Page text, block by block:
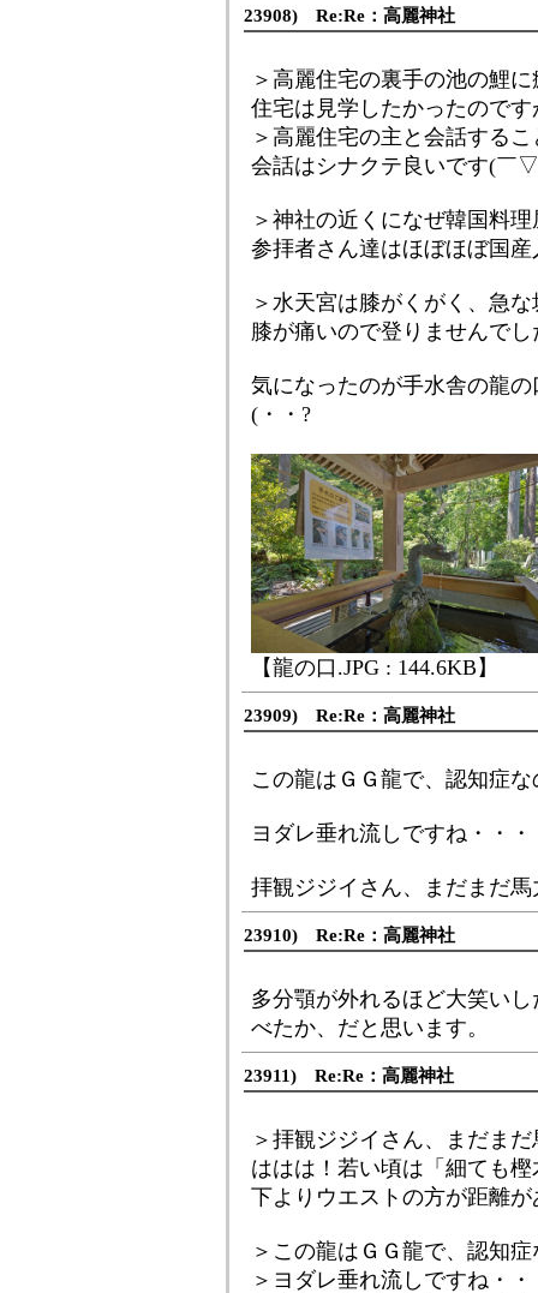
23908) Re:Re：高麗神社
＞高麗住宅の裏手の池の鯉
住宅は見学したかったので
＞高麗住宅の主と会話する
会話はシナクテ良いです(￣
＞神社の近くになぜ韓国料
参拝者さん達はほぼほぼ国
＞水天宮は膝がくがく、急
膝が痛いので登りませんで
気になったのが手水舎の龍
(・・?
【龍の口.JPG : 144.6KB】
23909) Re:Re：高麗神社
この龍はＧＧ龍で、認知症な
ヨダレ垂れ流しですね・
拝観ジジイさん、まだまだ
23910) Re:Re：高麗神社
多分顎が外れるほど大笑い
べたか、だと思います。
23911) Re:Re：高麗神社
＞拝観ジジイさん、まだま
ははは！若い頃は「細ても
下よりウエストの方が距離
＞この龍はＧＧ龍で、認知
＞ヨダレ垂れ流しですね